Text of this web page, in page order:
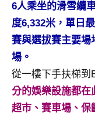
校
企
業
講
座、
落
客
6人乘坐的滑雪纜
度6,332米，單日
賽與選拔賽主要場
場。
從一樓下手扶梯到
分的娛樂設施都在
超市、賽車場、保